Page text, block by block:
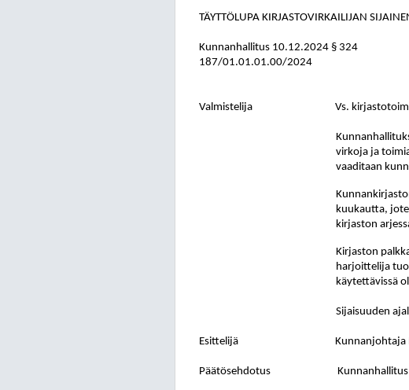
TÄYTTÖLUPA KIRJASTOVIRKAILIJAN
Kunnanhallitus 10.12.2024 § 324
187/01.01.01.00/2024
Valmistelija Vs.
virkoja ja
vaaditaan
kuukautta,
kirjaston
Kirjaston
harjoittelija
käytettävissä
Sijaisuuden
Esittelijä Kunnanjohtaja
Päätösehdotus